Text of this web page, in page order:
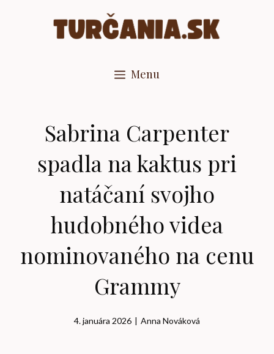
Menu
Sabrina Carpenter
spadla na kaktus pri
natáčaní svojho
hudobného videa
nominovaného na cenu
Grammy
4. januára 2026 | Anna Nováková